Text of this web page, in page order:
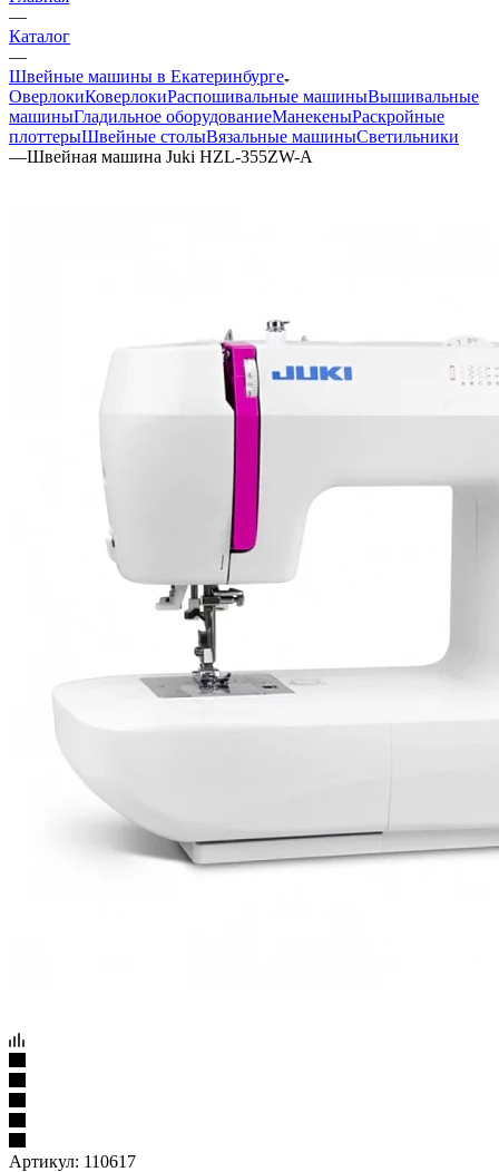
—
Каталог
—
Швейные машины в Екатеринбурге
ОверлокиКоверлокиРаспошивальные машиныВышивальные
машиныГладильное оборудованиеМанекеныРаскройные
плоттерыШвейные столыВязальные машиныСветильники
—Швейная машина Juki HZL-355ZW-A
Артикул: 110617